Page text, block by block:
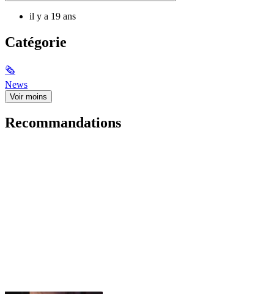
il y a 19 ans
Catégorie
🗞
News
Voir moins
Recommandations